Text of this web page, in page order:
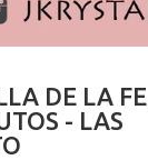
DE LA
- LAS